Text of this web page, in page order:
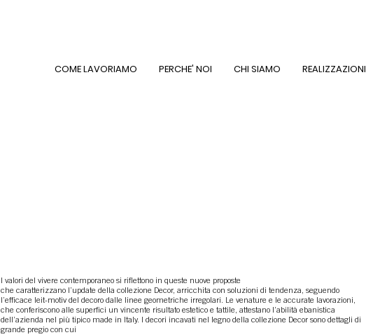
COME LAVORIAMO PERCHE' NOI CHI SIAMO REALIZZAZIONI
I valori del vivere contemporaneo si riflettono in queste nuove proposte
che caratterizzano l’update della collezione Decor, arricchita con soluzioni di tendenza, seguendo
l’efficace leit-motiv del decoro dalle linee geometriche irregolari. Le venature e le accurate lavorazioni,
che conferiscono alle superfici un vincente risultato estetico e tattile, attestano l’abilità ebanistica
dell’azienda nel più tipico made in Italy. I decori incavati nel legno della collezione Decor sono dettagli di
grande pregio con cui